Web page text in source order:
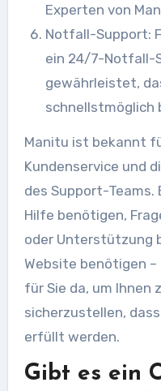
Experten von
Notfall-Support:
ein 24/7-Notfall-
gewährleistet,
schnellstmöglich
Manitu ist bekannt
Kundenservice und
des Support-Teams.
Hilfe benötigen,
oder Unterstützung
Website benötigen
für Sie da, um Ihnen
sicherzustellen,
erfüllt werden.
Gibt es ein